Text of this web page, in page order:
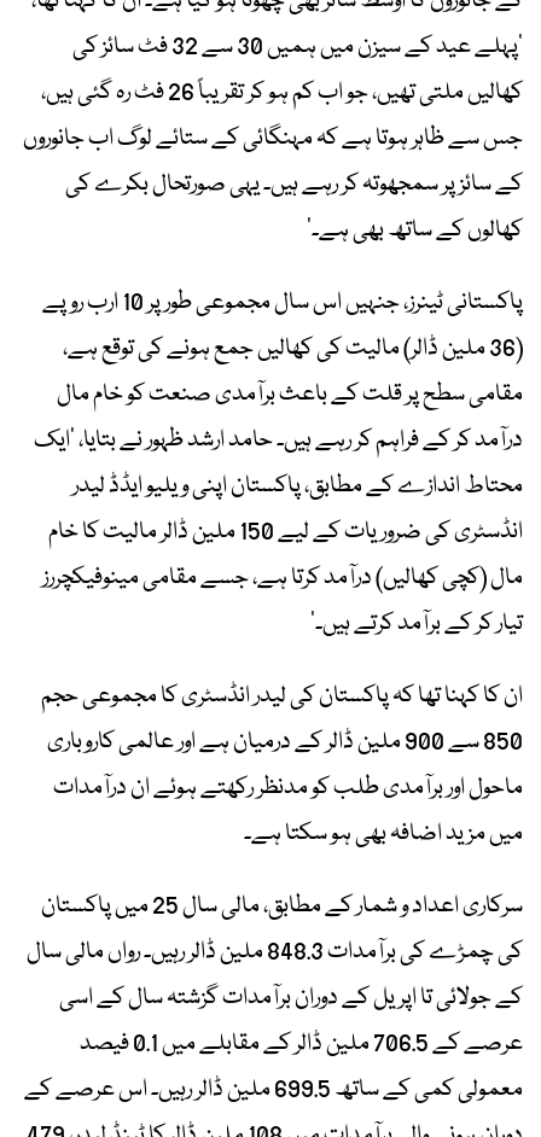
’پہلے عید کے سیزن میں ہمیں 30 سے 32 فٹ سائز کی
کھالیں ملتی تھیں، جو اب کم ہو کر تقریباً 26 فٹ رہ گئی ہیں،
جس سے ظاہر ہوتا ہے کہ مہنگائی کے ستائے لوگ اب جانوروں
کے سائز پر سمجھوتہ کر رہے ہیں۔ یہی صورتحال بکرے کی
کھالوں کے ساتھ بھی ہے۔‘
پاکستانی ٹینرز، جنہیں اس سال مجموعی طور پر 10 ارب روپے
(36 ملین ڈالر) مالیت کی کھالیں جمع ہونے کی توقع ہے،
مقامی سطح پر قلت کے باعث برآمدی صنعت کو خام مال
درآمد کر کے فراہم کر رہے ہیں۔ حامد ارشد ظہور نے بتایا، ’ایک
محتاط اندازے کے مطابق، پاکستان اپنی ویلیو ایڈڈ لیدر
انڈسٹری کی ضروریات کے لیے 150 ملین ڈالر مالیت کا خام
مال (کچی کھالیں) درآمد کرتا ہے، جسے مقامی مینوفیکچررز
تیار کر کے برآمد کرتے ہیں۔‘
ان کا کہنا تھا کہ پاکستان کی لیدر انڈسٹری کا مجموعی حجم
850 سے 900 ملین ڈالر کے درمیان ہے اور عالمی کاروباری
ماحول اور برآمدی طلب کو مدنظر رکھتے ہوئے ان درآمدات
میں مزید اضافہ بھی ہو سکتا ہے۔
سرکاری اعداد و شمار کے مطابق، مالی سال 25 میں پاکستان
کی چمڑے کی برآمدات 848.3 ملین ڈالر رہیں۔ رواں مالی سال
کے جولائی تا اپریل کے دوران برآمدات گزشتہ سال کے اسی
عرصے کے 706.5 ملین ڈالر کے مقابلے میں 0.1 فیصد
معمولی کمی کے ساتھ 699.5 ملین ڈالر رہیں۔ اس عرصے کے